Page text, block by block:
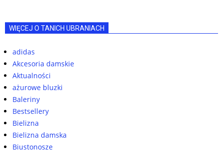
WIĘCEJ O TANICH UBRANIACH
adidas
Akcesoria damskie
Aktualności
ażurowe bluzki
Baleriny
Bestsellery
Bielizna
Bielizna damska
Biustonosze